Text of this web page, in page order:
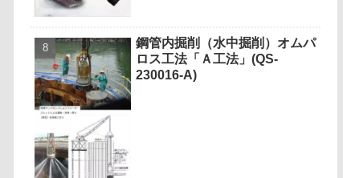
鋼管内掘削（水中掘削）オムパ
ロス工法「Ａ工法」(QS-
230016-A)